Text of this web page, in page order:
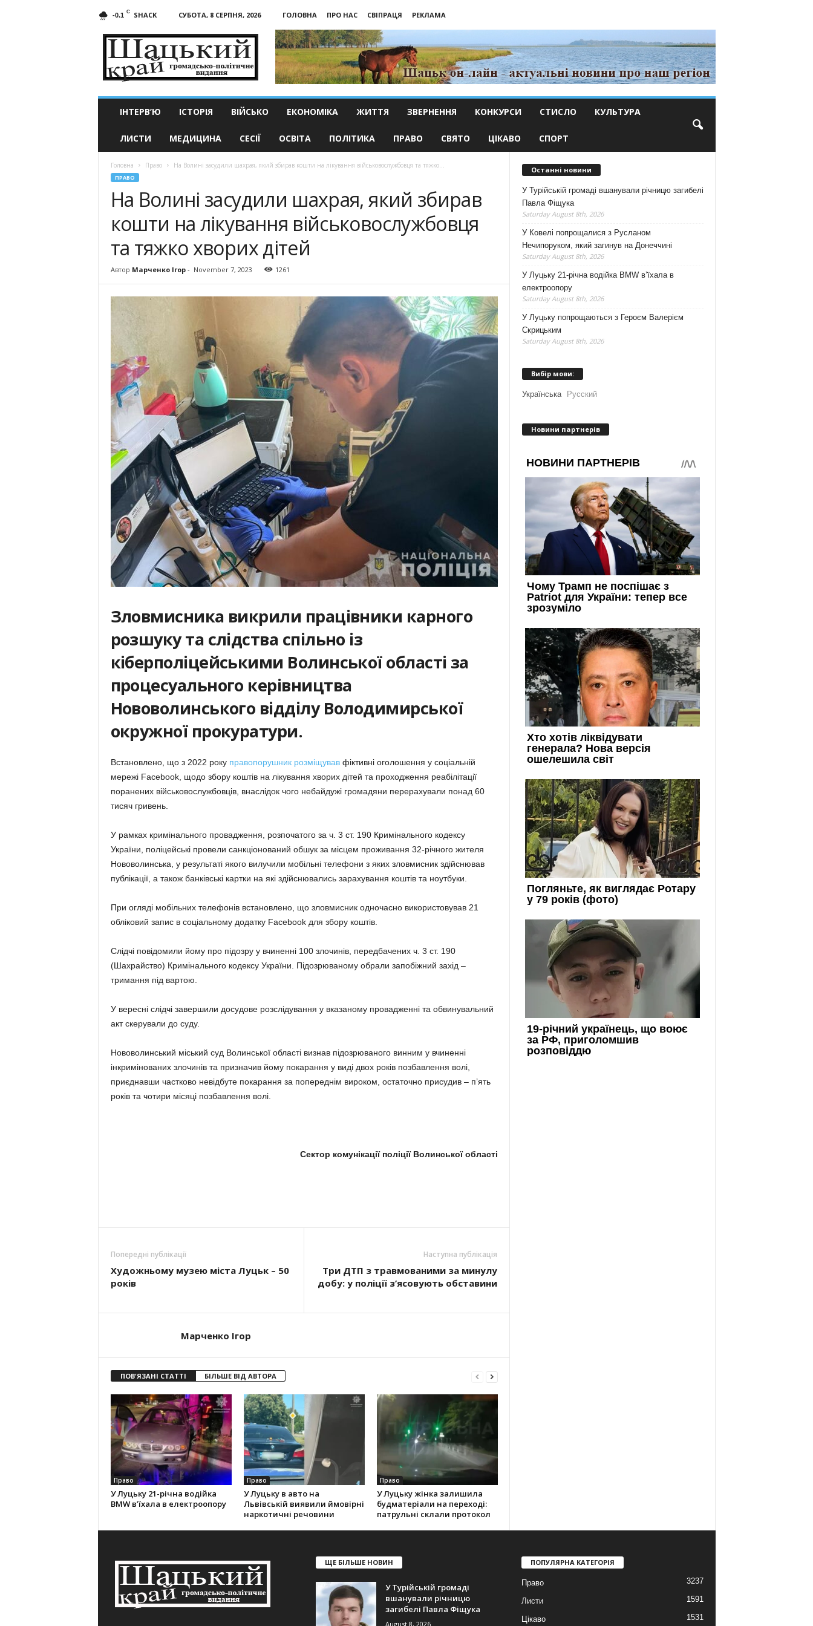
-0.1 C SHACK СУБОТА, 8 СЕРПНЯ, 2026 ГОЛОВНА ПРО НАС СВІПРАЦЯ
РЕКЛАМА
край
ІНТЕРВ’Ю ІСТОРІЯ ВІЙСЬКО ЕКОНОМІКА ЖИТТЯ ЗВЕРНЕННЯ КОНКУРСИ СТИСЛО КУЛЬТУРА
ЛИСТИ МЕДИЦИНА СЕСІЇ ОСВІТА ПОЛІТИКА ПРАВО СВЯТО ЦІКАВО СПОРТ
Головна Право На Волині засудили шахрая, який збирав кошти на лікування військовослужбовця та тяжко...
ПРАВО
На Волині засудили шахрая, який збирав
кошти на лікування військовослужбовця
та тяжко хворих дітей
Автор Марченко Ігор- November 7, 2023 1261
Зловмисника викрили працівники карного
розшуку та слідства спільно із
кіберполіцейськими Волинської області за
процесуального керівництва
Нововолинського відділу Володимирської
окружної прокуратури.
Встановлено, що з 2022 року правопорушник розміщувавфіктивні оголошення у соціальній
мережі Facebook, щодо збору коштів на лікування хворих дітей та проходження реабілітації
поранених військовослужбовців, внаслідок чого небайдужі громадяни перерахували понад 60
тисяч гривень.
У рамках кримінального провадження, розпочатого за ч. 3 ст. 190 Кримінального кодексу
України, поліцейські провели санкціонований обшук за місцем проживання 32-річного жителя
Нововолинська, у результаті якого вилучили мобільні телефони з яких зловмисник здійснював
публікації, а також банківські картки на які здійснювались зарахування коштів та ноутбуки.
При огляді мобільних телефонів встановлено, що зловмисник одночасно використовував 21
обліковий запис в соціальному додатку Facebook для збору коштів.
Слідчі повідомили йому про підозру у вчиненні 100 злочинів, передбачених ч. 3 ст. 190
(Шахрайство) Кримінального кодексу України. Підозрюваному обрали запобіжний захід –
тримання під вартою.
У вересні слідчі завершили досудове розслідування у вказаному провадженні та обвинувальний
акт скерували до суду.
Нововолинський міський суд Волинської області визнав підозрюваного винним у вчиненні
інкримінованих злочинів та призначив йому покарання у виді двох років позбавлення волі,
приєднавши частково невідбуте покарання за попереднім вироком, остаточно присудив – п’ять
років та чотири місяці позбавлення волі.
Сектор комунікації поліції Волинської області
Попередні публікації
Художньому музею міста Луцьк – 50
років
Наступна публікація
Три ДТП з травмованими за минулу
добу: у поліції з’ясовують обставини
Марченко Ігор
ПОВ'ЯЗАНІ СТАТТІ БІЛЬШЕ ВІД АВТОРА
Право
У Луцьку 21-річна водійка
BMW в’їхала в електроопору
Право
У Луцьку в авто на
Львівській виявили ймовірні
наркотичні речовини
Право
У Луцьку жінка залишила
будматеріали на переході:
патрульні склали протокол
Останні новини
У Турійській громаді вшанували річницю загибелі
Павла Фіщука
Saturday August 8th, 2026
У Ковелі попрощалися з Русланом
Нечипоруком, який загинув на Донеччині
Saturday August 8th, 2026
У Луцьку 21-річна водійка BMW в’їхала в
електроопору
Saturday August 8th, 2026
У Луцьку попрощаються з Героєм Валерієм
Скрицьким
Saturday August 8th, 2026
Вибір мови:
Українська Русский
Новини партнерів
ЩЕ БІЛЬШЕ НОВИН
У Турійській громаді
вшанували річницю
загибелі Павла Фіщука
August 8, 2026
ПОПУЛЯРНА КАТЕГОРІЯ
Право 3237
Листи 1591
Цікаво 1531